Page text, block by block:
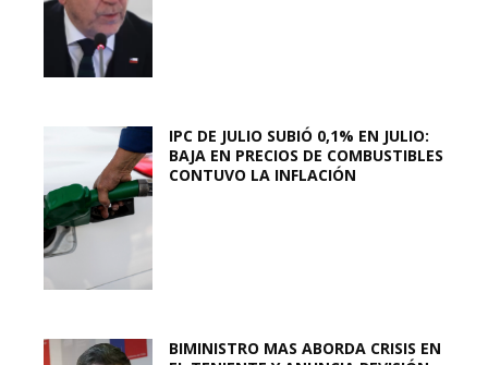
IPC DE JULIO SUBIÓ 0,1% EN JULIO:
BAJA EN PRECIOS DE COMBUSTIBLES
CONTUVO LA INFLACIÓN
BIMINISTRO MAS ABORDA CRISIS EN